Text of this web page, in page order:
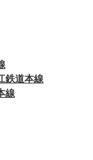
鉄道本線
線